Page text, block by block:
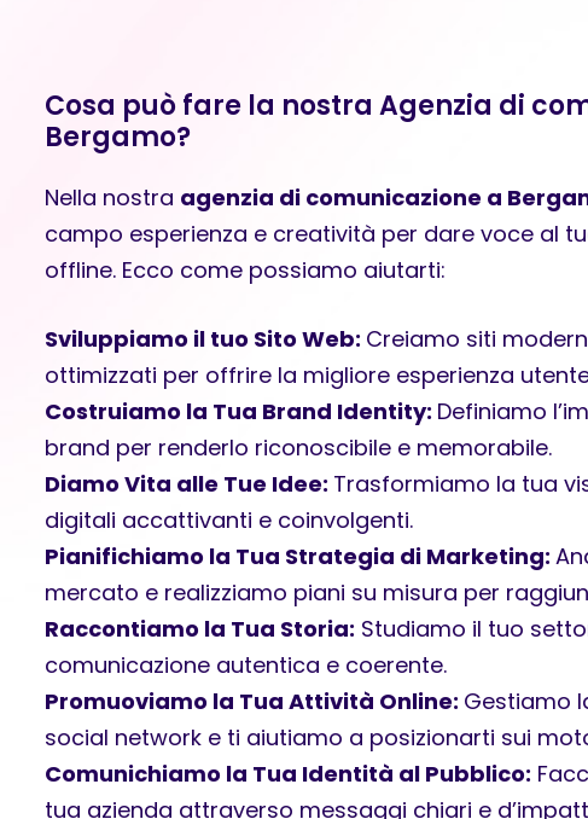
Cosa può fare la nostra Agenzia di
Bergamo?
Nella nostra agenzia di comunicazione a
campo esperienza e creatività per dare voce al
offline. Ecco come possiamo aiutarti:
Sviluppiamo il tuo Sito Web: Creiamo siti
ottimizzati per offrire la migliore esperienza
Costruiamo la Tua Brand Identity: Definiamo
brand per renderlo riconoscibile e memorabile.
Diamo Vita alle Tue Idee: Trasformiamo la tua
digitali accattivanti e coinvolgenti.
Pianifichiamo la Tua Strategia di Marketing:
mercato e realizziamo piani su misura per
Raccontiamo la Tua Storia: Studiamo il tuo
comunicazione autentica e coerente.
Promuoviamo la Tua Attività Online: Gestiamo
social network e ti aiutiamo a posizionarti sui
Comunichiamo la Tua Identità al Pubblico:
tua azienda attraverso messaggi chiari e